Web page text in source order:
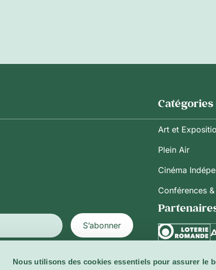
Nous utilisons des cookies essentiels pour assurer le
Catégories
Art et
Plein Air
Cinéma
Conférences
S’abonner